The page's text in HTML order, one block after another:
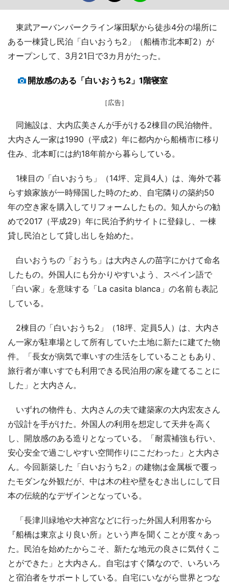
東武アーバンパークライン塚田駅から徒歩4分の場所に
ある一棟貸し民泊「白いおうち2」（船橋市北本町2）が
オープンして、3月21日で3カ月がたった。
開放感のある「白いおうち2」1階寝室
［広告］
同施設は、大内広美さんが手がける2棟目の民泊物件。
大内さん一家は1990（平成2）年に都内から船橋市に移り
住み、北本町には約18年前から暮らしている。
1棟目の「白いおうち」（14坪、定員4人）は、海外で暮
らす娘家族が一時帰国した時のため、自宅隣りの築約50
年の空き家を購入してリフォームしたもの。知人からの勧
めで2017（平成29）年に民泊予約サイトに登録し、一棟
貸し民泊として貸し出しを始めた。
白いおうちの「おうち」は大内さんの苗字にかけて命名
したもの。外国人にも分かりやすいよう、スペイン語で
「白い家」を意味する「La casita blanca」の名前も表記
している。
2棟目の「白いおうち2」（18坪、定員5人）は、大内さ
ん一家が駐車場として所有していた土地に新たに建てた物
件。「長女が病気で車いすの生活をしていることもあり、
旅行者が車いすでも利用できる民泊用の家を建てることに
した」と大内さん。
いずれの物件も、大内さんの夫で建築家の大内宏友さん
が設計を手がけた。外国人の利用を想定して天井を高く
し、開放感のある造りとなっている。「耐震補強も行い、
安心安全で過ごしやすい空間作りにこだわった」と大内さ
ん。今回新築した「白いおうち2」の建物は金属板で覆っ
たモダンな外観だが、中は木の柱や壁をむき出しにして日
本の伝統的なデザインとなっている。
「長津川緑地や大神宮などに行った外国人利用客から
『船橋は東京より良い所』という声を聞くことが度々あっ
た。民泊を始めたからこそ、新たな地元の良さに気付くこ
とができた」と大内さん。自宅はすぐ隣なので、いろいろ
と宿泊者をサポートしている。自宅にいながら世界とつな